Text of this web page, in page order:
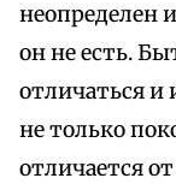
неопределен
он не есть.
отличаться и
не только
отличается